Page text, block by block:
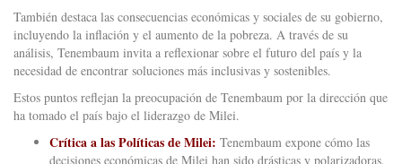
También destaca las consecuencias económicas y sociales de su gobierno,
incluyendo la inflación y el aumento de la pobreza. A través de su
análisis, Tenembaum invita a reflexionar sobre el futuro del país y la
necesidad de encontrar soluciones más inclusivas y sostenibles.
Estos puntos reflejan la preocupación de Tenembaum por la dirección que
ha tomado el país bajo el liderazgo de Milei.
Crítica a las Políticas de Milei: Tenembaum expone cómo las
decisiones económicas de Milei han sido drásticas y polarizadoras,